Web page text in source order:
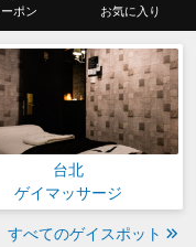
ポン お気に入り
台北
ゲイマッサージ
すべてのゲイスポット